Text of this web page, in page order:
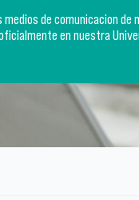
de comunicacion de
en nuestra